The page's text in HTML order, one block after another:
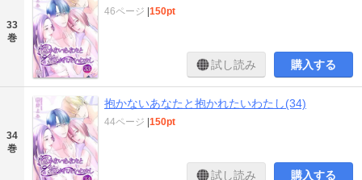
33
巻
46ページ 150pt
試し読み 購入する
34
巻
抱かないあなたと抱かれたいわたし(34)
44ページ 150pt
試し読み 購入する